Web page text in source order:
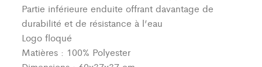
Partie inférieure enduite offrant davantage de
durabilité et de résistance à l’eau
Logo floqué
Matières : 100% Polyester